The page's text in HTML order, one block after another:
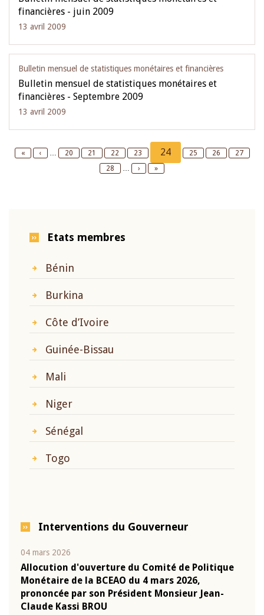
financières - juin 2009
13 avril 2009
Bulletin mensuel de statistiques monétaires et financières
Bulletin mensuel de statistiques monétaires et
financières - Septembre 2009
13 avril 2009
First
«
Previous
‹ … Page
20 Page
21 Page
22 Page
23
Current
page
24 Page
25 Page
26 Page
27
Page
28 …
Next
›
Last
»
Etats membres
Bénin
Burkina
Côte d’Ivoire
Guinée-Bissau
Mali
Niger
Sénégal
Togo
Interventions du Gouverneur
04 mars 2026
Allocution d'ouverture du Comité de Politique
Monétaire de la BCEAO du 4 mars 2026,
prononcée par son Président Monsieur Jean-
Claude Kassi BROU